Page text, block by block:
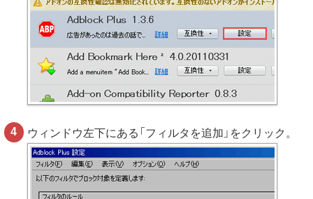
ウィンドウ左下にある「フィルタを追加」をクリック。